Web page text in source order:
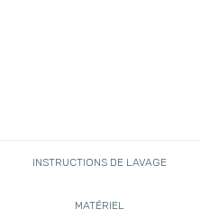
INSTRUCTIONS DE LAVAGE
MATÉRIEL